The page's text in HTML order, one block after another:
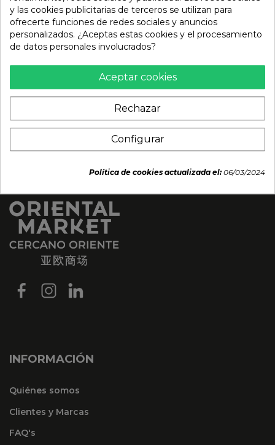
Base de sopa hotpot
picante (LKK) 70g
2,05 €
Salsa Hoisin (LEE KUM
KEE) 397g
5,56 €
INFORMACIÓN
Quiénes somos
Clientes y Marcas
FAQ's
y las cookies publicitarias de terceros se utilizan para
ofrecerte funciones de redes sociales y anuncios
personalizados. ¿Aceptas estas cookies y el procesamiento
de datos personales involucrados?
Aceptar cookies
Rechazar
Configurar
Política de cookies actualizada el:06/03/2024